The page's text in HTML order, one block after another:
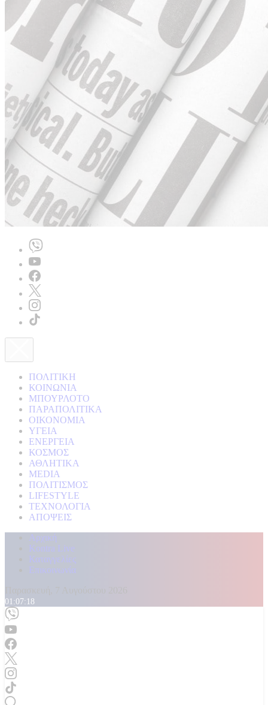
ΠΟΛΙΤΙΚΗ
ΚΟΙΝΩΝΙΑ
ΜΠΟΥΡΛΟΤΟ
ΠΑΡΑΠΟΛΙΤΙΚΑ
ΟΙΚΟΝΟΜΙΑ
ΥΓΕΙΑ
ΕΝΕΡΓΕΙΑ
ΚΟΣΜΟΣ
ΑΘΛΗΤΙΚΑ
MEDIA
ΠΟΛΙΤΙΣΜΟΣ
LIFESTYLE
ΤΕΧΝΟΛΟΓΙΑ
ΑΠΟΨΕΙΣ
Αρχική
Kontra Live
Καταγγελίες
Επικοινωνία
01:07:19